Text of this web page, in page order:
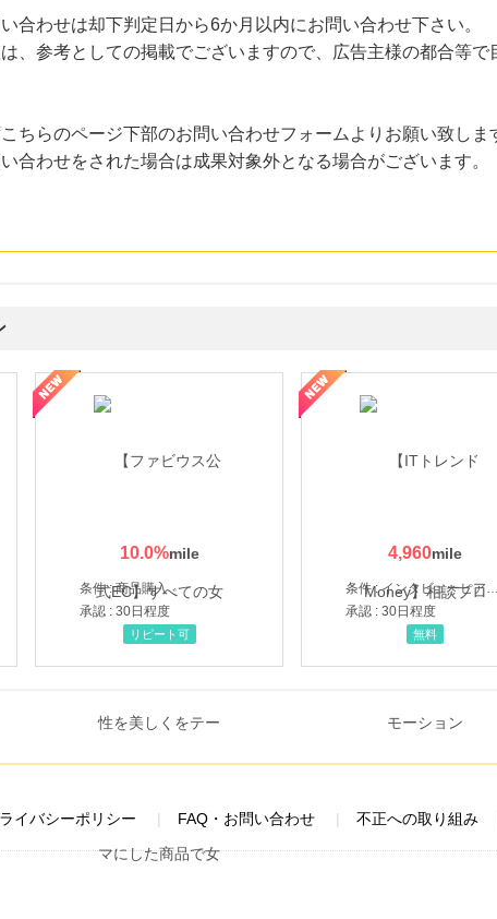
合わせは却下判定日から6か月以内にお問い合わせ下さい。
参考としての掲載でございますので、広告主様の都合等で
ちらのページ下部のお問い合わせフォームよりお願い致しま
合わせをされた場合は成果対象外となる場合がございます。
10.0%
条件 : 商品購入
承認 : 30日程度
リピート可
4,960
条件 : インタビューヒアリング完了
承認 : 30日程度
無料
ハミングウォーター【販売代理店】
イバシーポリシー FAQ・お問い合わせ 不正への取り組み